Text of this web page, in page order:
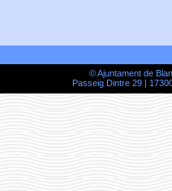
© Ajuntament de
Passeig Dintre 29 |